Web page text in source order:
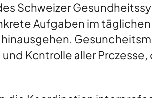
Schweizer
Aufgaben im
Kontrolle aller